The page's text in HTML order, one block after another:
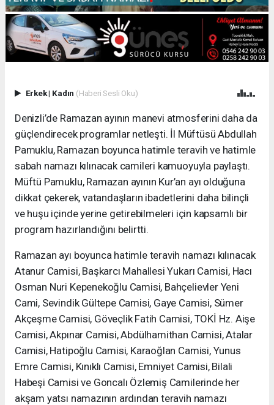
Erkek| Kadın (Haberi Sesli Oku)
Denizli’de Ramazan ayının manevi atmosferini daha da
güçlendirecek programlar netleşti. İl Müftüsü Abdullah
Pamuklu, Ramazan boyunca hatimle teravih ve hatimle
sabah namazı kılınacak camileri kamuoyuyla paylaştı.
Müftü Pamuklu, Ramazan ayının Kur’an ayı olduğuna
dikkat çekerek, vatandaşların ibadetlerini daha bilinçli
ve huşu içinde yerine getirebilmeleri için kapsamlı bir
program hazırlandığını belirtti.
Ramazan ayı boyunca hatimle teravih namazı kılınacak
Atanur Camisi, Başkarcı Mahallesi Yukarı Camisi, Hacı
Osman Nuri Kepenekoğlu Camisi, Bahçelievler Yeni
Cami, Sevindik Gültepe Camisi, Gaye Camisi, Sümer
Akçeşme Camisi, Göveçlik Fatih Camisi, TOKİ Hz. Aişe
Camisi, Akpınar Camisi, Abdülhamithan Camisi, Atalar
Camisi, Hatipoğlu Camisi, Karaoğlan Camisi, Yunus
Emre Camisi, Kınıklı Camisi, Emniyet Camisi, Bilali
Habeşi Camisi ve Goncalı Özlemiş Camilerinde her
akşam yatsı namazının ardından teravih namazı